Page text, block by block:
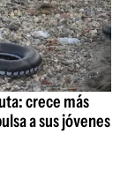
crece más
a sus jóvenes